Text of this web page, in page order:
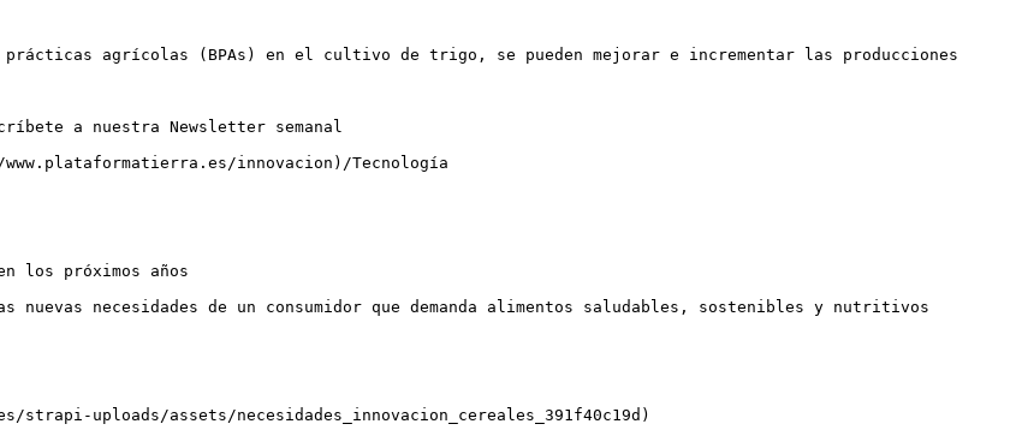
prácticas agrícolas (BPAs) en el cultivo de trigo, se pueden mejorar e incrementar las producciones
a nuestra Newsletter semanal
innovacion)/Tecnología
los próximos años
necesidades de un consumidor que demanda alimentos saludables, sostenibles y nutritivos
uploads/assets/necesidades_innovacion_cereales_391f40c19d)